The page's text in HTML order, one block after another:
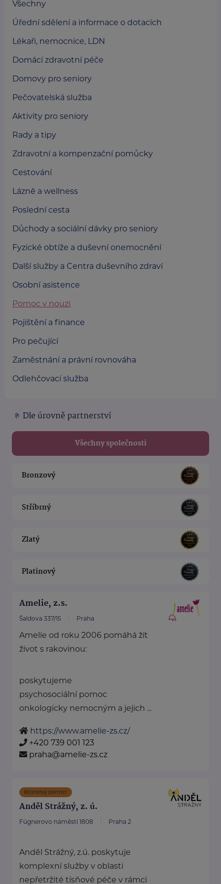
Všechny
Úřední sdělení a informace o dotacích
Lékaři, nemocnice, LDN
Domácí zdravotní péče
Domovy pro seniory
Pečovatelská služba
Aktivity pro seniory
Rady a tipy
Zdravotní a kompenzační pomůcky
Cestování
Lázně a wellness
Poslední cesta
Důchody a sociální dávky pro seniory
Fyzické obtíže a duševní onemocnění
Další služby a Centra duševního zdraví
Osobní asistence
Pomoc v nouzi
Pojištění a finance
Pro pečující
Zaměstnání a právní rovnováha
Odlehčovací služba
Dle úrovně partnerství
Všechny společnosti
Bronzový
Stříbrný
Zlatý
Platinový
Amelie, z.s.
Šaldova 337/15 Praha
Amelie od roku 2006 pomáhá žít
život s rakovinou:
poskytujeme
psychosociální pomoc
onkologicky nemocným a jejich ...
https://www.amelie-zs.cz/
+420 739 001 123
praha@amelie-zs.cz
Bronzový partner
Anděl Strážný, z. ú.
Fügnerovo náměstí 1808 Praha 2
Anděl Strážný, z.ú. poskytuje
komplexní služby v oblasti
nepřetržité tísňové péče v rámci